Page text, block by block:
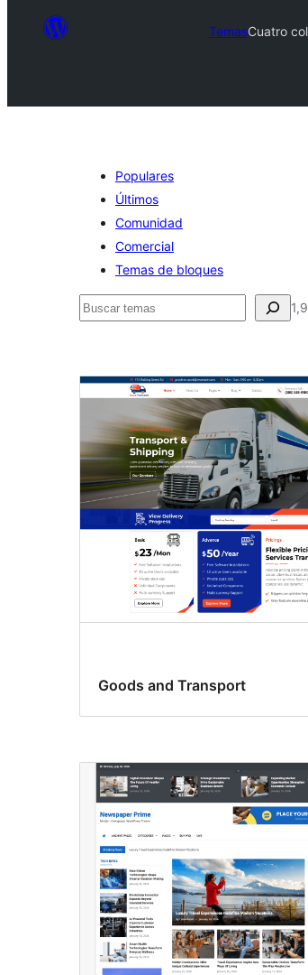
TemasCuatro
Populares
Últimos
Comunidad
Comercial
Temas de bloques
Buscar
Cuatro
columnas
Goods and Transport